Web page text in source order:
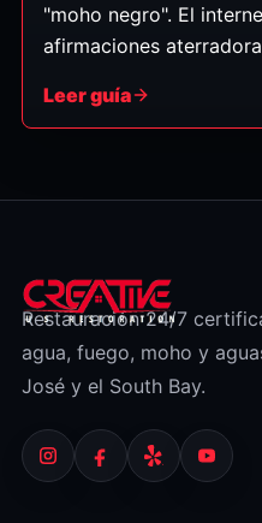
"moho negro". El
afirmaciones
Aquí un vistazo
general, no consejo
Leer guía
Restauración 24/7
agua, fuego, moho y
José y el South Bay.